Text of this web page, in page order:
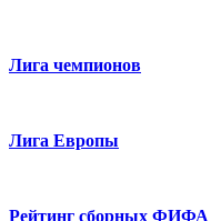
Лига чемпионов
Лига Европы
Рейтинг сборных ФИФА